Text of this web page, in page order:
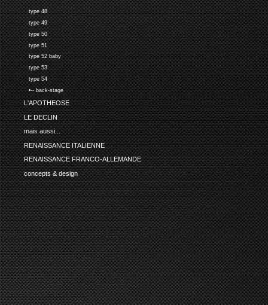
type 48
type 49
type 50
type 51
type 52 baby
type 53
type 54
•-- back-stage
L'APOTHEOSE
LE DECLIN
mais aussi...
RENAISSANCE ITALIENNE
RENAISSANCE FRANCO-ALLEMANDE
concepts & design